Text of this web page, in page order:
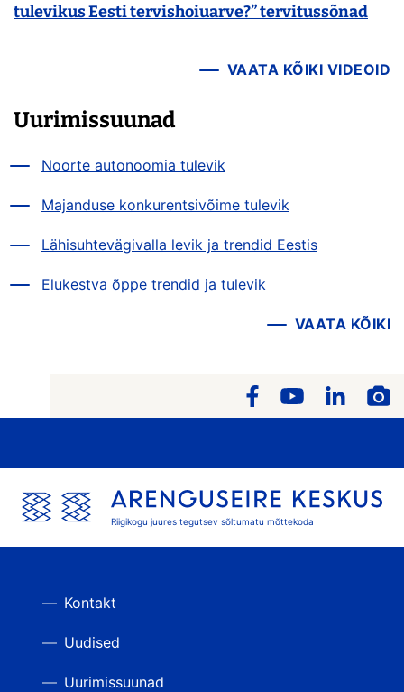
tulevikus Eesti tervishoiuarve?” tervitussõnad
VAATA KÕIKI VIDEOID
Uurimissuunad
Noorte autonoomia tulevik
Majanduse konkurentsivõime tulevik
Lähisuhtevägivalla levik ja trendid Eestis
Elukestva õppe trendid ja tulevik
VAATA KÕIKI
Riigikogu juures tegutsev sõltumatu mõttekoda
Kontakt
Uudised
Uurimissuunad